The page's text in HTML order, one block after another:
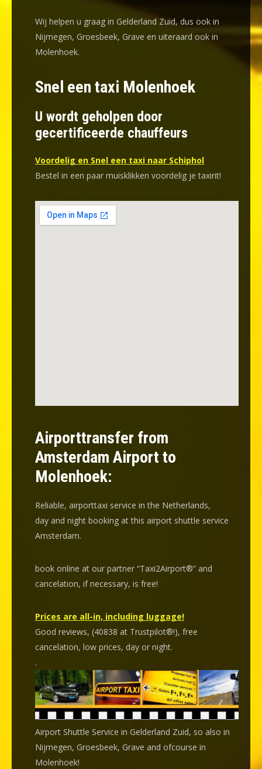
Wij helpen u graag in Gelderland Zuid, dus ook in
Nijmegen, Groesbeek, Grave en uiteraard ook in
Molenhoek.
Snel een taxi Molenhoek
U wordt geholpen door
gecertificeerde chauffeurs
Voordelig en Snel een taxi naar Schiphol
Bestel in een paar muisklikken voordelig je taxirit!
Airporttransfer from
Amsterdam Airport to
Molenhoek:
Reliable, airporttaxi service in the Netherlands,
day and night booking at this airport shuttle service
Amsterdam.
book online at our partner “Taxi2Airport®” and
cancelation, if necessary, is free!
Prices are all-in, including luggage!
Good reviews, (40838 at Trustpilot®!), free
cancelation, low prices, day or night.
.
Airport Shuttle Service in Gelderland Zuid, so also in
Nijmegen, Groesbeek, Grave and ofcourse in
Molenhoek!